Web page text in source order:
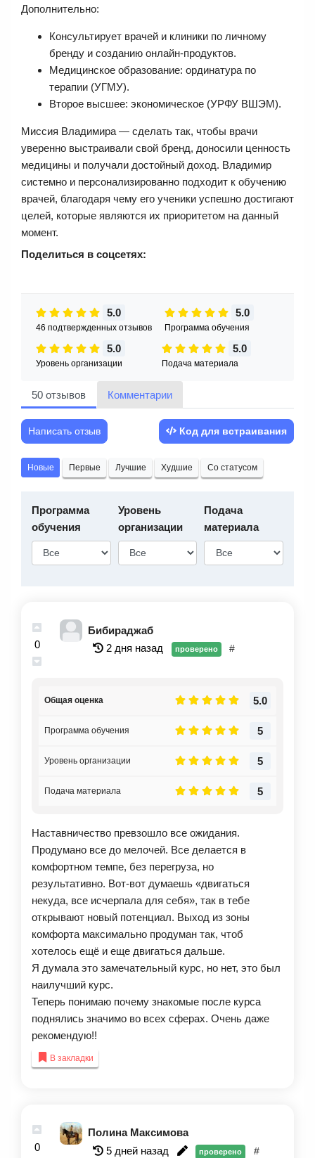
Дополнительно:
Консультирует врачей и клиники по личному
бренду и созданию онлайн-продуктов.
Медицинское образование: ординатура по
терапии (УГМУ).
Второе высшее: экономическое (УРФУ ВШЭМ).
Миссия Владимира — сделать так, чтобы врачи
уверенно выстраивали свой бренд, доносили ценность
медицины и получали достойный доход. Владимир
системно и персонализированно подходит к обучению
врачей, благодаря чему его ученики успешно достигают
целей, которые являются их приоритетом на данный
момент.
Поделиться в соцсетях:
5.0
46 подтвержденных отзывов
5.0
Программа обучения
5.0
Уровень организации
5.0
Подача материала
50 отзывов Комментарии
Написать отзыв Код для встраивания
Новые Первые Лучшие Худшие Со статусом
Программа
обучения
Уровень
организации
Подача
материала
0
Бибираджаб
2 дня назад
проверено #
5.0
Общая оценка
5
Программа обучения
5
Уровень организации
5
Подача материала
Наставничество превзошло все ожидания.
Продумано все до мелочей. Все делается в
комфортном темпе, без перегруза, но
результативно. Вот-вот думаешь «двигаться
некуда, все исчерпала для себя», так в тебе
открывают новый потенциал. Выход из зоны
комфорта максимально продуман так, чтоб
хотелось ещё и еще двигаться дальше.
Я думала это замечательный курс, но нет, это был
наилучший курс.
Теперь понимаю почему знакомые после курса
поднялись значимо во всех сферах. Очень даже
рекомендую!!
В закладки
0
Полина Максимова
5 дней назад
проверено #